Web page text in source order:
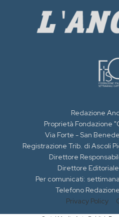
Redazione
Proprietà Fondazione
Via Forte - San
Registrazione Trib. di Ascoli
Direttore
Direttore
Per comunicati:
Telefono
Privacy Policy